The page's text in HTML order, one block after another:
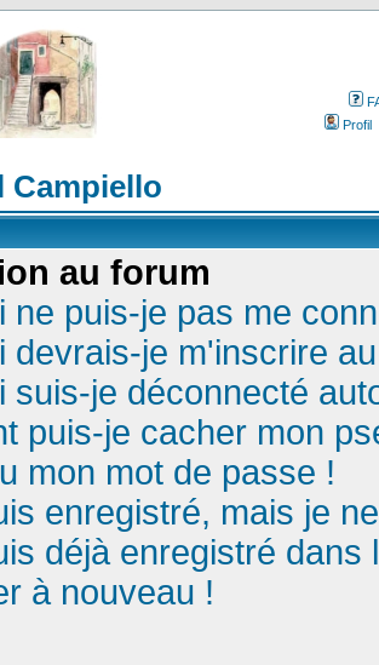
Profil
Campiello
au forum
ne puis-je pas me
devrais-je m'inscrire
suis-je déconnecté
puis-je cacher mon
mon mot de passe !
enregistré, mais je
déjà enregistré
à nouveau !